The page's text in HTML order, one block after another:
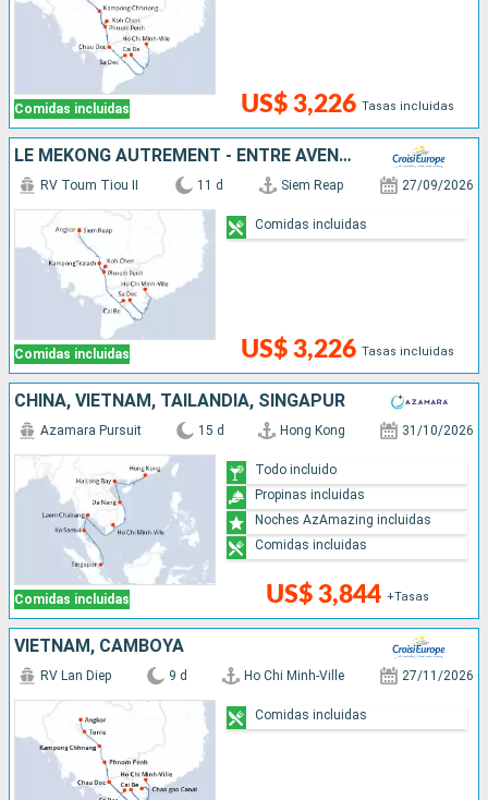
Comidas incluidas US$ 3,226 Tasas incluidas
LE MÉKONG AUTREMENT - ENTRE AVENTURE ET SITES INCONTOURNABLES
Comidas incluidas
RV Toum Tiou II 11 d Siem Reap 27/09/2026
US$ 3,226 Tasas incluidas
Comidas incluidas
CHINA, VIETNAM, TAILANDIA, SINGAPUR
Comidas incluidas
Azamara Pursuit 15 d Hong Kong 31/10/2026
US$ 3,844 +Tasas
Todo incluido
Propinas incluidas
Noches AzAmazing incluidas
Comidas incluidas
VIETNAM, CAMBOYA
RV Lan Diep 9 d Ho Chi Minh-Ville 27/11/2026
Comidas incluidas